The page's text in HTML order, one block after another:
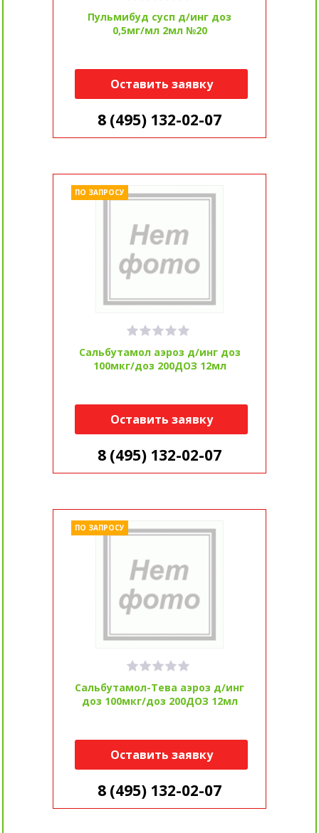
Пульмибуд сусп д/инг доз
0,5мг/мл 2мл №20
Оставить заявку
8 (495) 132-02-07
Сальбутамол аэроз д/инг доз
100мкг/доз 200ДОЗ 12мл
ПО ЗАПРОСУ
Оставить заявку
8 (495) 132-02-07
Сальбутамол-Тева аэроз д/инг
доз 100мкг/доз 200ДОЗ 12мл
ПО ЗАПРОСУ
Оставить заявку
8 (495) 132-02-07